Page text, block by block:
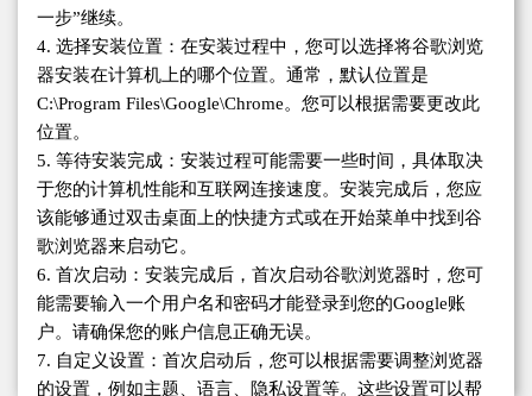
一步”继续。
4. 选择安装位置：在安装过程中，您可以选择将谷歌浏览
器安装在计算机上的哪个位置。通常，默认位置是
C:\Program Files\Google\Chrome。您可以根据需要更改此
位置。
5. 等待安装完成：安装过程可能需要一些时间，具体取决
于您的计算机性能和互联网连接速度。安装完成后，您应
该能够通过双击桌面上的快捷方式或在开始菜单中找到谷
歌浏览器来启动它。
6. 首次启动：安装完成后，首次启动谷歌浏览器时，您可
能需要输入一个用户名和密码才能登录到您的Google账
户。请确保您的账户信息正确无误。
7. 自定义设置：首次启动后，您可以根据需要调整浏览器
的设置，例如主题、语言、隐私设置等。这些设置可以帮